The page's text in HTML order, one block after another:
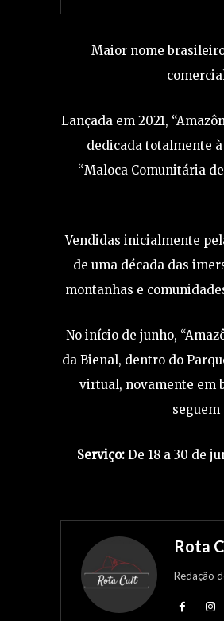
Maior nome
Lançada em 2021,
dedicada totalmente à
“Maloca Comunitária
Vendidas inicialmente
de uma década das
montanhas e
No início de junho,
da Bienal, dentro do
virtual, novamente em
Serviço:De 18 a 30 de
Rota
Redação